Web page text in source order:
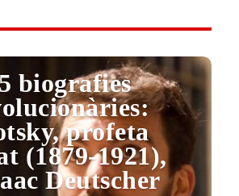
biografies
profeta
(1879-1921),
Deutscher